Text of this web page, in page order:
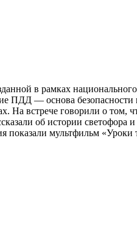
в рамках
ПДД — основа безопасности
На встрече говорили о
об истории
показали мультфильм